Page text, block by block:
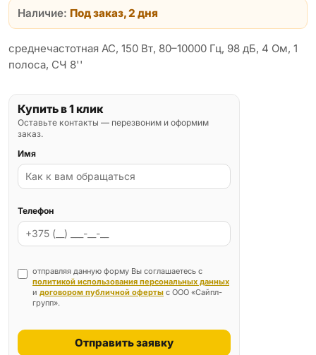
Наличие: Под заказ, 2 дня
среднечастотная АС, 150 Вт, 80–10000 Гц, 98 дБ, 4 Ом, 1
полоса, СЧ 8''
Купить в 1 клик
Оставьте контакты — перезвоним и оформим
заказ.
Имя
Телефон
отправляя данную форму Вы соглашаетесь с
политикой использования персональных данных
и договором публичной оферты с ООО «Сайпл-
групп».
Отправить заявку